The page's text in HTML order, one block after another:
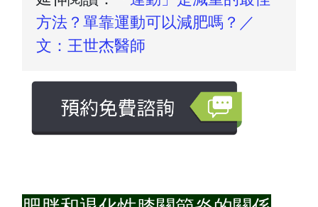
方法？單靠運動可以減肥嗎？／
文：王世杰醫師